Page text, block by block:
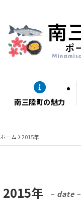
南三陸町の魅力
ホーム 2015年
2015年 – date –